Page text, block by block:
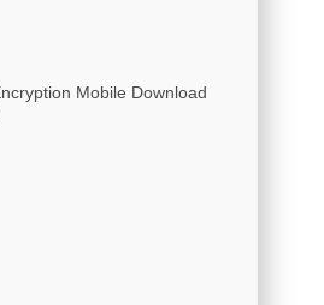
Mobile Download